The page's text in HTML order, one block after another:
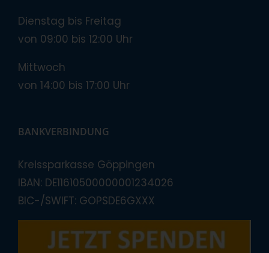
Dienstag bis Freitag
von 09:00 bis 12:00 Uhr
Mittwoch
von 14:00 bis 17:00 Uhr
BANKVERBINDUNG
Kreissparkasse Göppingen
IBAN: DE11610500000001234026
BIC-/SWIFT: GOPSDE6GXXX